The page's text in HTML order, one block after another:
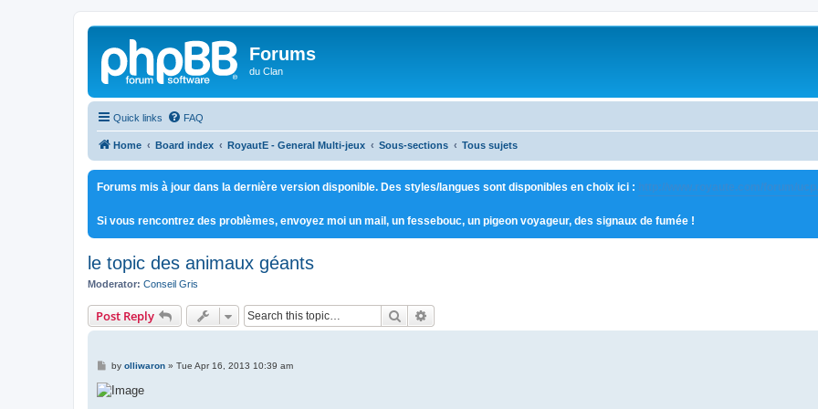
Forums
du Clan
Quick links FAQ
Home Board index RoyautE - General Multi-jeux Sous-sections Tous sujets
Forums mis à jour dans la dernière version disponible. Des styles/langues sont disponibles en choix ici : http://www.royaute.com/forum/
Si vous rencontrez des problèmes, envoyez moi un mail, un fessebouc, un pigeon voyageur, des signaux de fumée !
le topic des animaux géants
Moderator: Conseil Gris
Post Reply Search
P
s
t
by olliwaron» Tue Apr 16, 2013 10:39 am